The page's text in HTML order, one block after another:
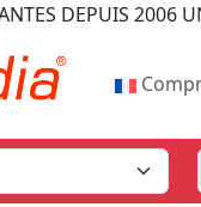
DEPUIS 2006